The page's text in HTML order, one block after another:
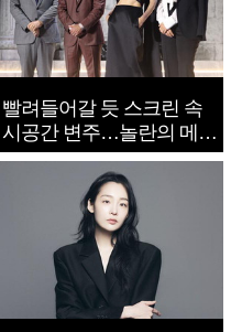
빨려들어갈 듯 스크린 속
시공간 변주…놀란의 메시
지는 ‘전쟁 속죄’